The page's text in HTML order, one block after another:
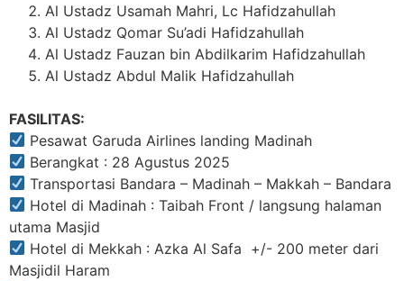
Al Ustadz Usamah Mahri, Lc Hafidzahullah
Al Ustadz Qomar Su’adi Hafidzahullah
Al Ustadz Fauzan bin Abdilkarim Hafidzahullah
Al Ustadz Abdul Malik Hafidzahullah
FASILITAS:
Pesawat Garuda Airlines landing Madinah
Berangkat : 28 Agustus 2025
Transportasi Bandara – Madinah – Makkah – Bandara
Hotel di Madinah : Taibah Front / langsung halaman
utama Masjid
Hotel di Mekkah : Azka Al Safa +/- 200 meter dari
Masjidil Haram